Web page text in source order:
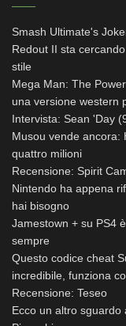
Smash Ultimate's
Redout II sta
stile
Mega Man: The
una versione western
Intervista: Sean 'Day
Musou vende ancora:
quattro milioni
Recensione: Spirit
Nintendo ha appena
hai bisogno
Jamestown + su PS4
sempre
Questo codice cheat
incredibile, funziona
Recensione: Teseo
Ecco un altro sguardo